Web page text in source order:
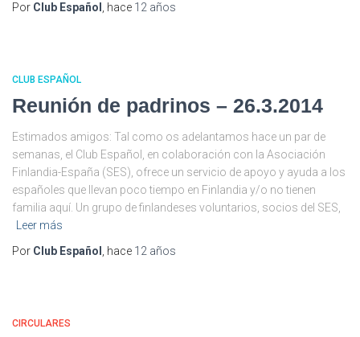
Por Club Español , hace 12 años
CLUB ESPAÑOL
Reunión de padrinos – 26.3.2014
Estimados amigos: Tal como os adelantamos hace un par de
semanas, el Club Español, en colaboración con la Asociación
Finlandia-España (SES), ofrece un servicio de apoyo y ayuda a los
españoles que llevan poco tiempo en Finlandia y/o no tienen
familia aquí. Un grupo de finlandeses voluntarios, socios del SES,
Leer más
Por Club Español , hace 12 años
CIRCULARES